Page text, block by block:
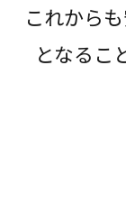
これから
となるこ